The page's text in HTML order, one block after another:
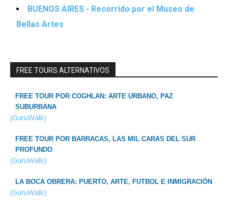
BUENOS AIRES - Recorrido por el Museo de
Bellas Artes
FREE TOURS ALTERNATIVOS
FREE TOUR POR COGHLAN: ARTE URBANO, PAZ
SUBURBANA
(GuruWalk)
FREE TOUR POR BARRACAS, LAS MIL CARAS DEL SUR
PROFUNDO
(GuruWalk)
LA BOCA OBRERA: PUERTO, ARTE, FUTBOL E INMIGRACIÓN
(GuruWalk)